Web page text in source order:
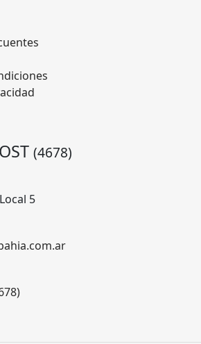
(4678)
5